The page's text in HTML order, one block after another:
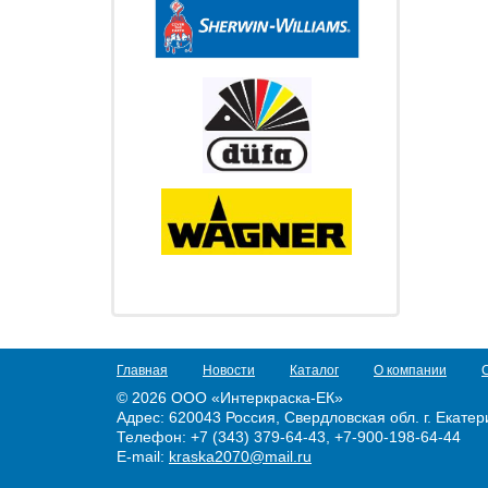
Главная Новости Каталог О компании
© 2026 ООО «Интеркраска-ЕК»
Адрес: 620043 Россия, Свердловская обл. г.
Телефон: +7 (343) 379-64-43, +7-900-198-64-44
E-mail: kraska2070@mail.ru